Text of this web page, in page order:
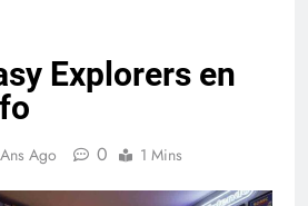
Explorers en
Ago 0 1 Mins